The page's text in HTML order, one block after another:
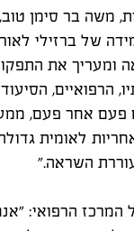
משה בר סימן
של ברזילי
ומעריך את
הרפואיים,
פעם אחר פעם,
לאומית
השראה."
המרכז הרפואי: